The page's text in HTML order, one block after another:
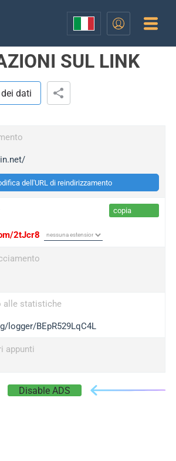
SUL LINK
dati
dell'URL di reindirizzamento
copia
2tJcr8
alle statistiche
logger/BEpR529LqC4L
appunti
Disable ADS